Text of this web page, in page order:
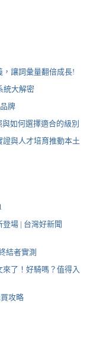
讓詞彙量翻倍成長!
統大解密
牌
如何選擇適合的級別
與人才培育推動本土
場 | 台灣好新聞
結者實測
了！好騎嗎？值得入
攻略